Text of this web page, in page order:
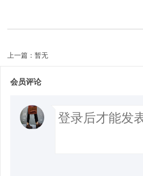
上一篇：暂无
会员评论